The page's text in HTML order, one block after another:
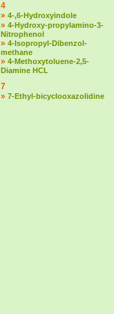
4
» 4-,6-Hydroxyindole
» 4-Hydroxy-propylamino-3-
Nitrophenol
» 4-Isopropyl-Dibenzol-
methane
» 4-Methoxytoluene-2,5-
Diamine HCL
7
» 7-Ethyl-bicyclooxazolidine